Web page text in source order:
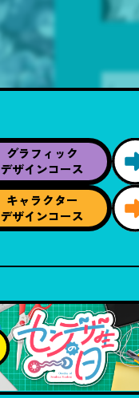
グラフィック
デザインコース
キャラクター
デザインコース